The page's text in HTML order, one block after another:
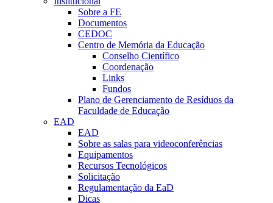
Sobre a FE
Documentos
CEDOC
Centro de Memória da Educação
Conselho Científico
Coordenação
Links
Fundos
Plano de Gerenciamento de Resíduos da
Faculdade de Educação
EAD
EAD
Sobre as salas para videoconferências
Equipamentos
Recursos Tecnológicos
Solicitação
Regulamentação da EaD
Dicas